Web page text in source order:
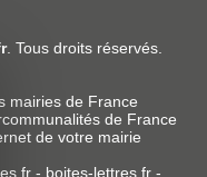
. Tous droits réservés.
mairies de France
de France
de votre mairie
- boites-lettres.fr-